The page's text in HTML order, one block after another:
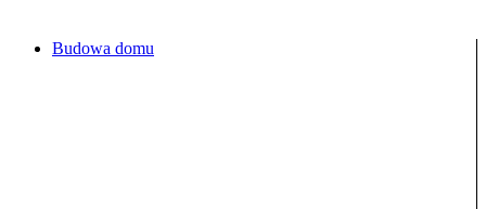
Budowa domu